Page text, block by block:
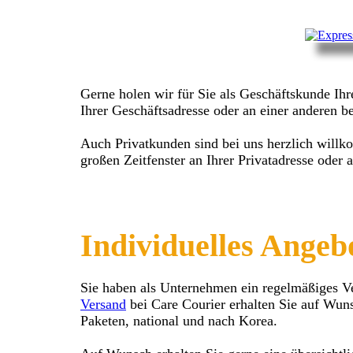
Gerne holen wir für Sie als Geschäftskunde
Ihrer Geschäftsadresse oder an einer anderen
Auch Privatkunden sind bei uns herzlich
großen Zeitfenster an Ihrer Privatadresse oder
Individuelles
Sie haben als Unternehmen ein regelmäßiges
Versand bei Care Courier erhalten Sie auf
Paketen, national und nach Korea.